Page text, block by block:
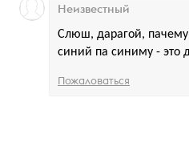
Слюш, дарагой,
синий па синиму - это
Неизвестный
Пожаловаться